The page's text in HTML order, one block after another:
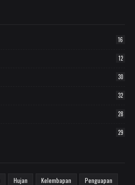
16
12
30
32
28
29
Hujan Kelembapan
Penguapan